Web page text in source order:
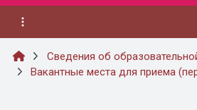
Сведения об
Вакантные места для приема